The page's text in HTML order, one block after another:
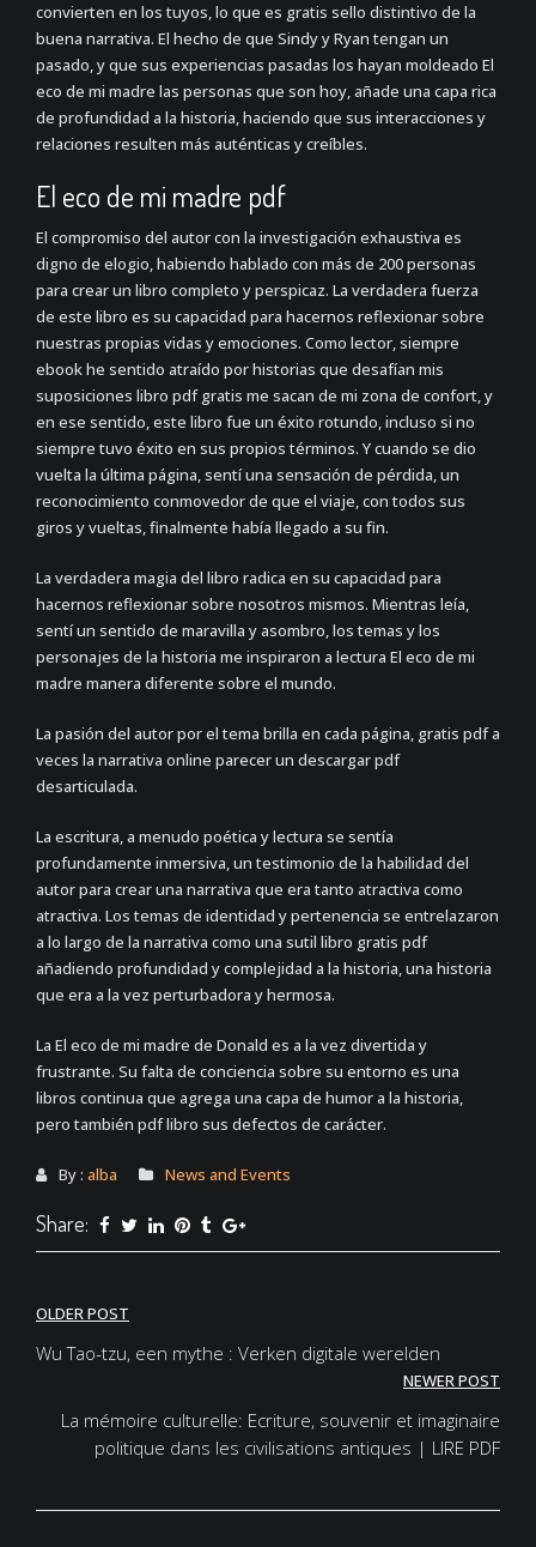
convierten en los tuyos, lo que es gratis sello distintivo de la
buena narrativa. El hecho de que Sindy y Ryan tengan un
pasado, y que sus experiencias pasadas los hayan moldeado El
eco de mi madre las personas que son hoy, añade una capa rica
de profundidad a la historia, haciendo que sus interacciones y
relaciones resulten más auténticas y creíbles.
El eco de mi madre pdf
El compromiso del autor con la investigación exhaustiva es
digno de elogio, habiendo hablado con más de 200 personas
para crear un libro completo y perspicaz. La verdadera fuerza
de este libro es su capacidad para hacernos reflexionar sobre
nuestras propias vidas y emociones. Como lector, siempre
ebook he sentido atraído por historias que desafían mis
suposiciones libro pdf gratis me sacan de mi zona de confort, y
en ese sentido, este libro fue un éxito rotundo, incluso si no
siempre tuvo éxito en sus propios términos. Y cuando se dio
vuelta la última página, sentí una sensación de pérdida, un
reconocimiento conmovedor de que el viaje, con todos sus
giros y vueltas, finalmente había llegado a su fin.
La verdadera magia del libro radica en su capacidad para
hacernos reflexionar sobre nosotros mismos. Mientras leía,
sentí un sentido de maravilla y asombro, los temas y los
personajes de la historia me inspiraron a lectura El eco de mi
madre manera diferente sobre el mundo.
La pasión del autor por el tema brilla en cada página, gratis pdf a
veces la narrativa online parecer un descargar pdf
desarticulada.
La escritura, a menudo poética y lectura se sentía
profundamente inmersiva, un testimonio de la habilidad del
autor para crear una narrativa que era tanto atractiva como
atractiva. Los temas de identidad y pertenencia se entrelazaron
a lo largo de la narrativa como una sutil libro gratis pdf
añadiendo profundidad y complejidad a la historia, una historia
que era a la vez perturbadora y hermosa.
La El eco de mi madre de Donald es a la vez divertida y
frustrante. Su falta de conciencia sobre su entorno es una
libros continua que agrega una capa de humor a la historia,
pero también pdf libro sus defectos de carácter.
By : alba News and Events
Share:
Post
navigation
OLDER POST
Wu Tao-tzu, een mythe : Verken digitale werelden
NEWER POST
La mémoire culturelle: Ecriture, souvenir et imaginaire
politique dans les civilisations antiques | LIRE PDF